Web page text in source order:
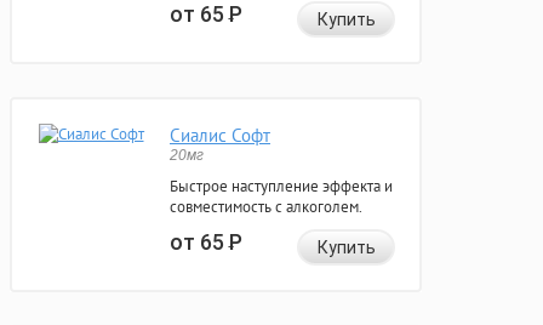
от 65Р Купить
Сиалис Софт
20мг
Быстрое наступление эффекта и
совместимость с алкоголем.
от 65Р Купить